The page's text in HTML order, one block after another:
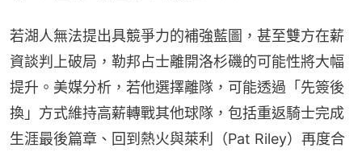
若湖人無法提出具競爭力的補強藍圖，甚至雙方在薪
資談判上破局，勒邦占士離開洛杉磯的可能性將大幅
提升。美媒分析，若他選擇離隊，可能透過「先簽後
換」方式維持高薪轉戰其他球隊，包括重返騎士完成
生涯最後篇章、回到熱火與萊利（Pat Riley）再度合